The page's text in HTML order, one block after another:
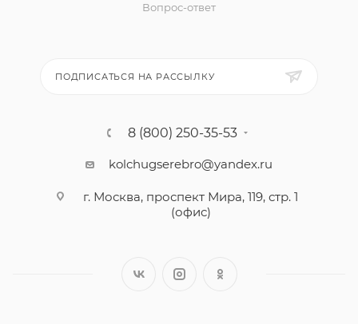
Вопрос-ответ
ПОДПИСАТЬСЯ НА РАССЫЛКУ
8 (800) 250-35-53
kolchugserebro@yandex.ru
г. Москва, проспект Мира, 119, стр. 1
(офис)